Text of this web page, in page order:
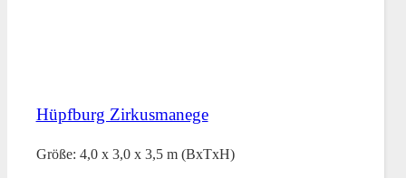
Hüpfburg Zirkusmanege
Größe: 4,0 x 3,0 x 3,5 m (BxTxH)